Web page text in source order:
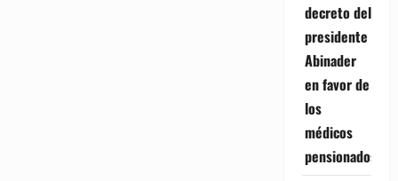
decreto del
presidente
Abinader
en favor de
los
médicos
pensionados